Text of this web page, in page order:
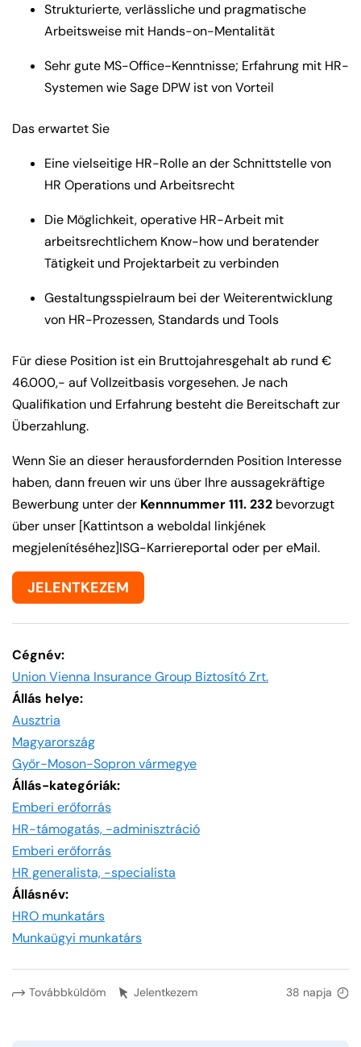
Strukturierte, verlässliche und pragmatische
Arbeitsweise mit Hands-on-Mentalität
Sehr gute MS-Office-Kenntnisse; Erfahrung mit HR-
Systemen wie Sage DPW ist von Vorteil
Das erwartet Sie
Eine vielseitige HR-Rolle an der Schnittstelle von
HR Operations und Arbeitsrecht
Die Möglichkeit, operative HR-Arbeit mit
arbeitsrechtlichem Know-how und beratender
Tätigkeit und Projektarbeit zu verbinden
Gestaltungsspielraum bei der Weiterentwicklung
von HR-Prozessen, Standards und Tools
Für diese Position ist ein Bruttojahresgehalt ab rund €
46.000,- auf Vollzeitbasis vorgesehen. Je nach
Qualifikation und Erfahrung besteht die Bereitschaft zur
Überzahlung.
Wenn Sie an dieser herausfordernden Position Interesse
haben, dann freuen wir uns über Ihre aussagekräftige
Bewerbung unter der Kennnummer 111. 232 bevorzugt
über unser [Kattintson a weboldal linkjének
megjelenítéséhez]ISG-Karriereportal oder per eMail.
JELENTKEZEM
Cégnév:
Union Vienna Insurance Group Biztosító Zrt.
Állás helye:
Ausztria
Magyarország
Győr-Moson-Sopron vármegye
Állás-kategóriák:
Emberi erőforrás
HR-támogatás, -adminisztráció
Emberi erőforrás
HR generalista, -specialista
Állásnév:
HRO munkatárs
Munkaügyi munkatárs
Továbbküldöm Jelentkezem 38 napja